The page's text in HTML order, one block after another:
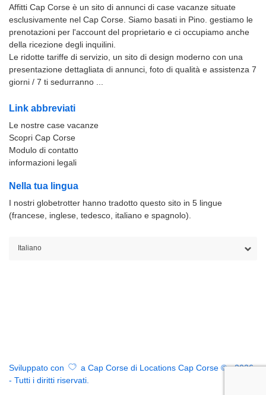
Affitti Cap Corse è un sito di annunci di case vacanze situate
esclusivamente nel Cap Corse. Siamo basati in Pino. gestiamo le
prenotazioni per l'account del proprietario e ci occupiamo anche
della ricezione degli inquilini.
Le ridotte tariffe di servizio, un sito di design moderno con una
presentazione dettagliata di annunci, foto di qualità e assistenza 7
giorni / 7 ti sedurranno ...
Link abbreviati
Le nostre case vacanze
Scopri Cap Corse
Modulo di contatto
informazioni legali
Nella tua lingua
I nostri globetrotter hanno tradotto questo sito in 5 lingue
(francese, inglese, tedesco, italiano e spagnolo).
Sviluppato con
a Cap Corse di Locations Cap Corse © - 2026
- Tutti i diritti riservati.